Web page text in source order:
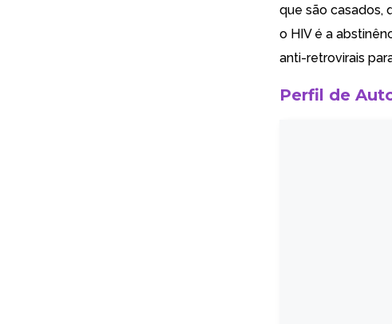
que são casados,
o HIV é a
anti-retrovirais
Perfil de